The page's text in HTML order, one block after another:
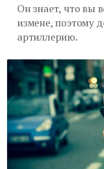
Он знает, что вы
измене, поэтому
артиллерию.